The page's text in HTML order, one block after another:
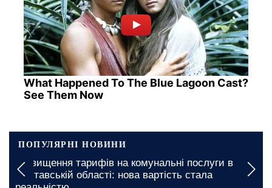
What Happened To The Blue Lagoon Cast?
See Them Now
ПОПУЛЯРНІ НОВИНИ
на комунальні послуги в
нова вартість стала
Грошова допомога
документи